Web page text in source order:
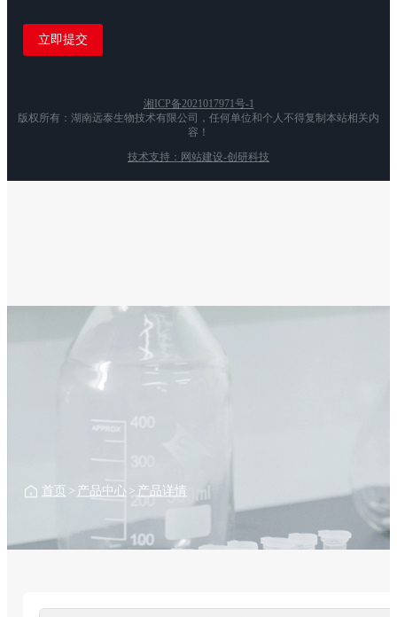
湘ICP备2021017971号-1
版权所有：湖南远泰生物技术有限公司，任何单位和个人不得复制本站相关内
容！
技术支持：网站建设-创研科技
首页 > 产品中心 > 产品详情